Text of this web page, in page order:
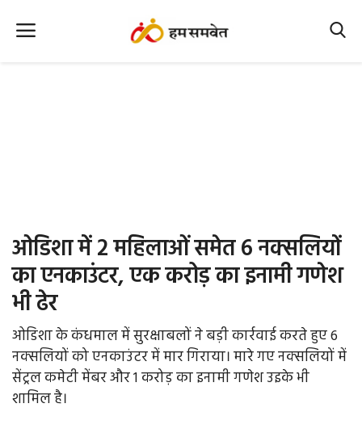
Office Office
Political Gossips
Farm & Food
Opinion
ओडिशा में 2 महिलाओं समेत 6 नक्सलियों
का एनकाउंटर, एक करोड़ का इनामी गणेश
भी ढेर
ओडिशा के कंधमाल में सुरक्षाबलों ने बड़ी कार्रवाई करते हुए 6
नक्सलियों को एनकाउंटर में मार गिराया। मारे गए नक्सलियों में
सेंट्रल कमेटी मेंबर और 1 करोड़ का इनामी गणेश उइके भी
शामिल है।